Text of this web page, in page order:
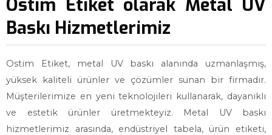
Ostim Etiket olarak Metal UV
Baskı Hizmetlerimiz
Ostim Etiket, metal UV baskı alanında uzmanlaşmış,
yüksek kaliteli ürünler ve çözümler sunan bir firmadır.
Müşterilerimize en yeni teknolojileri kullanarak, dayanıklı
ve estetik ürünler üretmekteyiz. Metal UV baskı
hizmetlerimiz arasında, endüstriyel tabela, ürün etiketi,